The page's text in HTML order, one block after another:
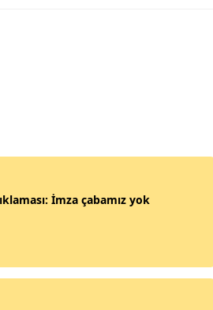
İmza çabamız yok